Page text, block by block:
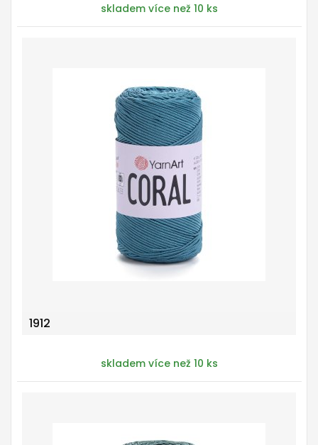
skladem více než 10 ks
1912
skladem více než 10 ks